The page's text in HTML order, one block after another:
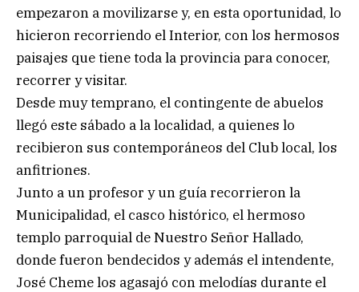
empezaron a movilizarse y, en esta oportunidad, lo
hicieron recorriendo el Interior, con los hermosos
paisajes que tiene toda la provincia para conocer,
recorrer y visitar.
Desde muy temprano, el contingente de abuelos
llegó este sábado a la localidad, a quienes lo
recibieron sus contemporáneos del Club local, los
anfitriones.
Junto a un profesor y un guía recorrieron la
Municipalidad, el casco histórico, el hermoso
templo parroquial de Nuestro Señor Hallado,
donde fueron bendecidos y además el intendente,
José Cheme los agasajó con melodías durante el